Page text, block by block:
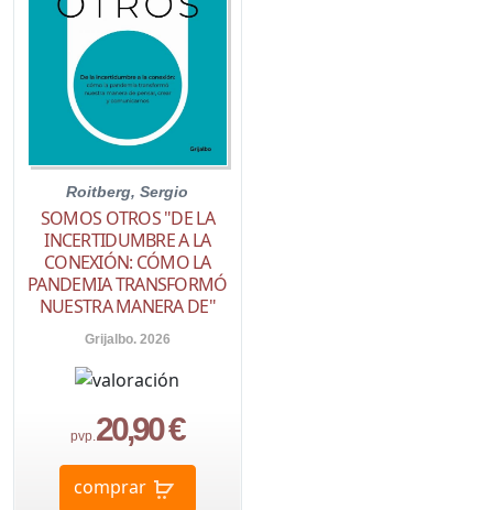
Roitberg, Sergio
SOMOS OTROS "DE LA
INCERTIDUMBRE A LA
CONEXIÓN: CÓMO LA
PANDEMIA TRANSFORMÓ
NUESTRA MANERA DE"
Grijalbo. 2026
pvp.20,90 €
comprar